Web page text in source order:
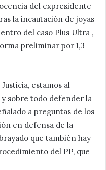
del expresidente
la incautación de joyas
del caso Plus Ultra ,
preliminar por 1,3
estamos al
sobre todo defender la
a preguntas de los
en defensa de la
que también hay
del PP, que